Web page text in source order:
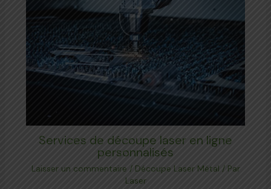
Services de découpe laser en ligne
personnalisés
Laisser un commentaire / Découpe Laser Métal / Par
Laser